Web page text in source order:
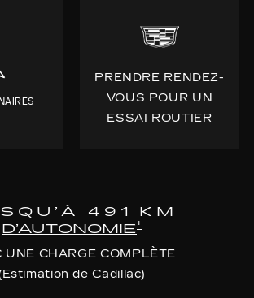
PRENDRE RENDEZ-
VOUS POUR UN
ESSAI ROUTIER
491 KM
D’AUTONOMIE†
UNE CHARGE COMPLÈTE
de Cadillac)